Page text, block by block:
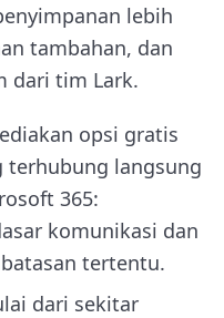
lebih
tambahan, dan
dari tim Lark.
opsi gratis
terhubung langsung
365:
komunikasi dan
tertentu.
dari sekitar